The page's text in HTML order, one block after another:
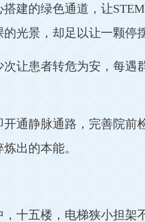
建的绿色通道，让
光景，却足以让一颗停
让患者转危为安，每遇
通静脉通路，完善院前
出的本能。
十五楼，电梯狭小担架